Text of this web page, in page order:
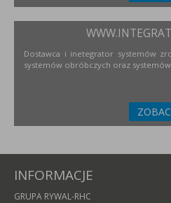
Dostawca i inetegrator systemów
systemów obróbczych oraz
INFORMACJE
GRUPA RYWAL-RHC